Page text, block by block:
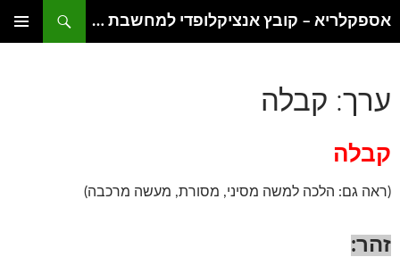
אספקלריא – קובץ אנציקלופדי למחשבת היהדות
ערך: קבלה
קבלה
(ראה גם: הלכה למשה מסיני, מסורת, מעשה מרכבה)
זהר: